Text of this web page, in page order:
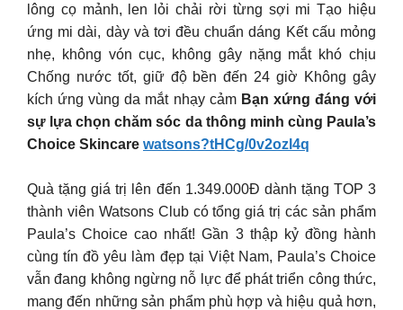
lông cọ mảnh, len lỏi chải rời từng sợi mi Tạo hiệu
ứng mi dài, dày và tơi đều chuẩn dáng Kết cấu mỏng
nhẹ, không vón cục, không gây nặng mắt khó chịu
Chống nước tốt, giữ độ bền đến 24 giờ Không gây
kích ứng vùng da mắt nhạy cảm Bạn xứng đáng với
sự lựa chọn chăm sóc da thông minh cùng Paula’s
Choice Skincare watsons?tHCg/0v2ozl4q
Quà tặng giá trị lên đến 1.349.000Đ dành tặng TOP 3
thành viên Watsons Club có tổng giá trị các sản phẩm
Paula’s Choice cao nhất! Gần 3 thập kỷ đồng hành
cùng tín đồ yêu làm đẹp tại Việt Nam, Paula’s Choice
vẫn đang không ngừng nỗ lực để phát triển công thức,
mang đến những sản phẩm phù hợp và hiệu quả hơn,